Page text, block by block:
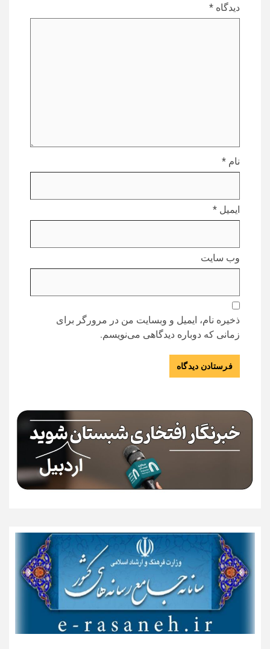
دیدگاه *
نام *
ایمیل *
وب‌ سایت
ذخیره نام، ایمیل و وبسایت من در مرورگر برای
زمانی که دوباره دیدگاهی می‌نویسم.